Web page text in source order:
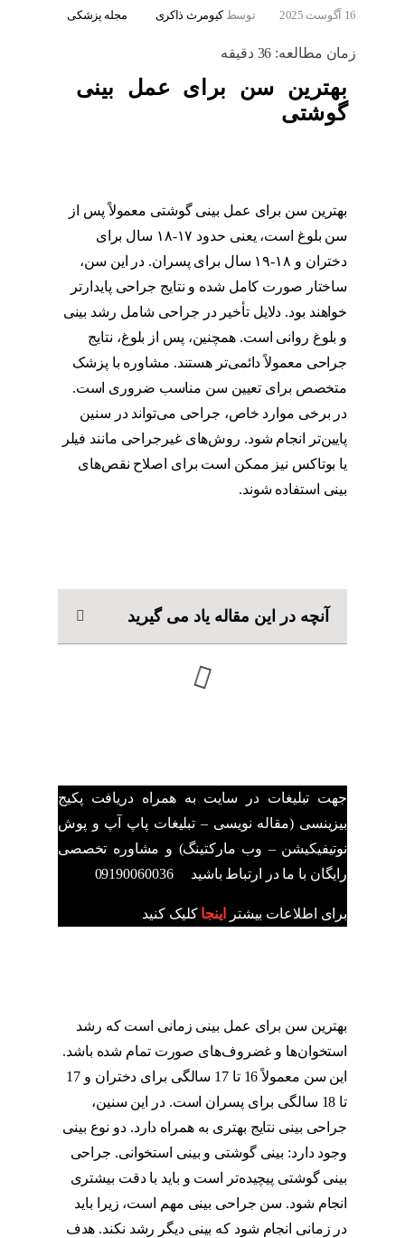
16 آگوست 2025 توسط کیومرث ذاکری مجله پزشکی
زمان مطالعه: 36 دقیقه
بهترین سن برای عمل بینی
گوشتی
بهترین سن برای عمل بینی گوشتی معمولاً پس از
سن بلوغ است، یعنی حدود ۱۷-۱۸ سال برای
دختران و ۱۸-۱۹ سال برای پسران. در این سن،
ساختار صورت کامل شده و نتایج جراحی پایدارتر
خواهند بود. دلایل تأخیر در جراحی شامل رشد بینی
و بلوغ روانی است. همچنین، پس از بلوغ، نتایج
جراحی معمولاً دائمی‌تر هستند. مشاوره با پزشک
متخصص برای تعیین سن مناسب ضروری است.
در برخی موارد خاص، جراحی می‌تواند در سنین
پایین‌تر انجام شود. روش‌های غیرجراحی مانند فیلر
یا بوتاکس نیز ممکن است برای اصلاح نقص‌های
بینی استفاده شوند.
آنچه در این مقاله یاد می گیرید
جهت تبلیغات در سایت به همراه دریافت پکیج
بیزینسی (مقاله نویسی – تبلیغات پاپ آپ و پوش
نوتیفیکیشن – وب مارکتینگ) و مشاوره تخصصی
رایگان با ما در ارتباط باشید 09190060036
برای اطلاعات بیشتر اینجا کلیک کنید
بهترین سن برای عمل بینی زمانی است که رشد
استخوان‌ها و غضروف‌های صورت تمام شده باشد.
این سن معمولاً 16 تا 17 سالگی برای دختران و 17
تا 18 سالگی برای پسران است. در این سنین،
جراحی بینی نتایج بهتری به همراه دارد. دو نوع بینی
وجود دارد: بینی گوشتی و بینی استخوانی. جراحی
بینی گوشتی پیچیده‌تر است و باید با دقت بیشتری
انجام شود. سن جراحی بینی مهم است، زیرا باید
در زمانی انجام شود که بینی دیگر رشد نکند. هدف